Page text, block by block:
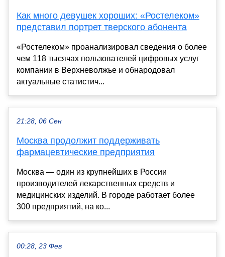
Как много девушек хороших: «Ростелеком»
представил портрет тверского абонента
«Ростелеком» проанализировал сведения о более
чем 118 тысячах пользователей цифровых услуг
компании в Верхневолжье и обнародовал
актуальные статистич...
21:28, 06 Сен
Москва продолжит поддерживать
фармацевтические предприятия
Москва — один из крупнейших в России
производителей лекарственных средств и
медицинских изделий. В городе работает более
300 предприятий, на ко...
00:28, 23 Фев